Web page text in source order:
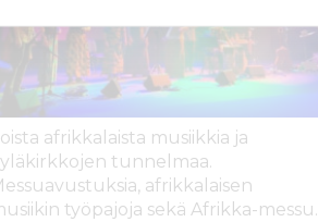
afrikkalaista musiikkia ja
tunnelmaa.
afrikkalaisen
työpajoja sekä Afrikka-messu.